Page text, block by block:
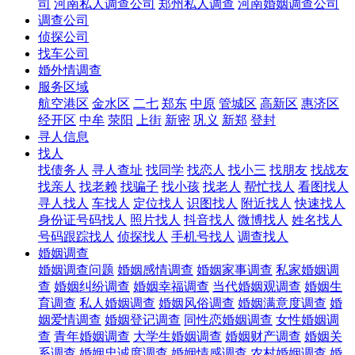
司 河南私人调查公司 郑州私人调查 河南婚姻调查公司
调查公司
侦探公司
找车公司
婚外情调查
服务区域
航空港区 金水区 二七 郑东 中原 管城区 高新区 惠济区
经开区 中牟 荥阳 上街 新密 巩义 新郑 登封
寻人信息
找人
找债务人 寻人查址 找同学 找恋人 找小三 找朋友 找战友
找亲人 找老赖 找骗子 找小孩 找老人 帮忙找人 看图找人
寻人找人 车找人 定位找人 识图找人 附近找人 快速找人
身份证号码找人 照片找人 抖音找人 微博找人 姓名找人
号码跟踪找人 侦探找人 手机号找人 调查找人
婚姻调查
婚姻调查问题 婚姻感情调查 婚姻家事调查 私家婚姻调
查 婚姻纠纷调查 婚姻幸福调查 当代婚姻观调查 婚姻生
育调查 私人婚姻调查 婚姻风俗调查 婚姻满意度调查 婚
姻爱情调查 婚姻登记调查 同性恋婚姻调查 女性婚姻调
查 青年婚姻调查 大学生婚姻调查 婚姻财产调查 婚姻关